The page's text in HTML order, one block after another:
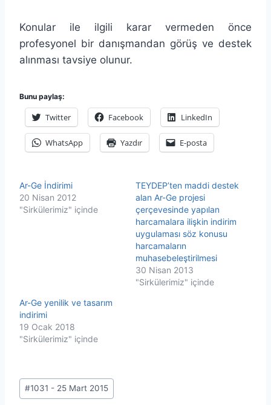
Konular ile ilgili karar vermeden önce
profesyonel bir danışmandan görüş ve destek
alınması tavsiye olunur.
Bunu paylaş:
Twitter Facebook LinkedIn
WhatsApp Yazdır E-posta
Ar-Ge İndirimi
20 Nisan 2012
"Sirkülerimiz" içinde
TEYDEP’ten maddi destek
alan Ar-Ge projesi
çerçevesinde yapılan
harcamalara ilişkin indirim
uygulaması söz konusu
harcamaların
muhasebeleştirilmesi
30 Nisan 2013
"Sirkülerimiz" içinde
Ar-Ge yenilik ve tasarım
indirimi
19 Ocak 2018
"Sirkülerimiz" içinde
Post
Tags:
#1031 - 25 Mart 2015